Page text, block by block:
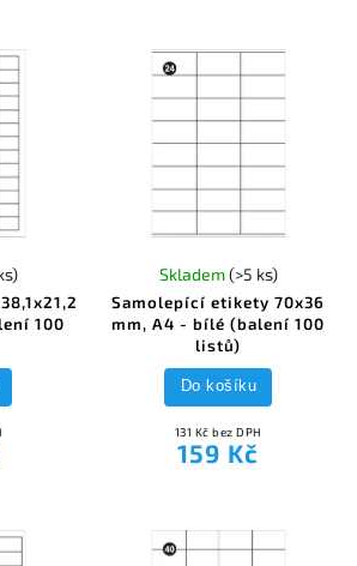
100
Samolepící etikety 70x36
mm, A4 - bílé (balení 100
listů)
Skladem(>5 ks)
131 Kč bez DPH
159 Kč
Do košíku